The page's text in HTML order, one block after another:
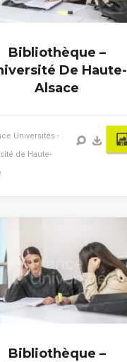
Bibliothèque –
De Haute-
Alsace
Universités -
de Haute-
Bibliothèque –